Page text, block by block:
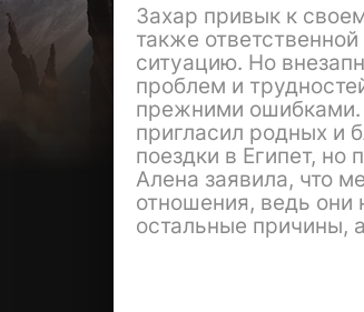
Захар привык к
также
ситуацию. Но
проблем и
прежними ошибками.
пригласил родных и
поездки в Египет, но
Алена заявила, что
отношения, ведь они
остальные причины,